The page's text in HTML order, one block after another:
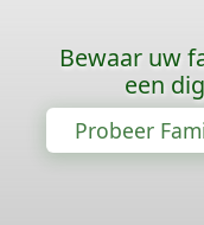
Bewaar uw
een
Probeer